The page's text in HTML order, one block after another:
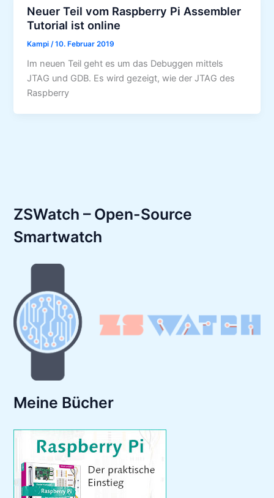
Neuer Teil vom Raspberry Pi Assembler
Tutorial ist online
Kampi /10. Februar 2019
Im neuen Teil geht es um das Debuggen mittels
JTAG und GDB. Es wird gezeigt, wie der JTAG des
Raspberry
ZSWatch – Open-Source
Smartwatch
Meine Bücher